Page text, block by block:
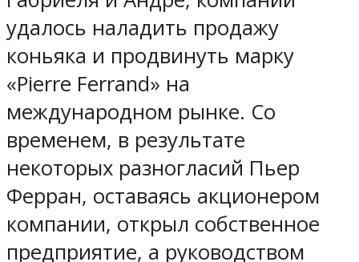
удалось наладить продажу
коньяка и продвинуть марку
«Pierre Ferrand» на
международном рынке. Со
временем, в результате
некоторых разногласий Пьер
Ферран, оставаясь акционером
компании, открыл собственное
предприятие, а руководством